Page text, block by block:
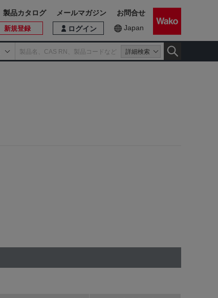
詳細検索
ログイン
新規登録 Japan
製品カタログ メールマガジン お問合せ